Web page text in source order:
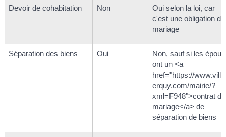
Devoir de cohabitation Non
Oui selon la loi, car
c'est une obligation du
mariage
Séparation des biens Oui
Non, sauf si les époux
ont un <a
href="https://
erquy.com/mairie/?
xml=F948">contrat de
mariage</a> de
séparation de biens